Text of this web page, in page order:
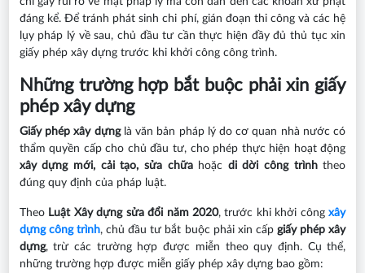
đáng kể. Để tránh phát sinh chi phí, gián đoạn thi công và các hệ
lụy pháp lý về sau, chủ đầu tư cần thực hiện đầy đủ thủ tục xin
giấy phép xây dựng trước khi khởi công công trình.
Những trường hợp bắt buộc phải xin giấy
phép xây dựng
Giấy phép xây dựng là văn bản pháp lý do cơ quan nhà nước có
thẩm quyền cấp cho chủ đầu tư, cho phép thực hiện hoạt động
xây dựng mới, cải tạo, sửa chữahoặc di dời công trìnhtheo
đúng quy định của pháp luật.
Theo Luật Xây dựng sửa đổi năm 2020, trước khi khởi côngxây
dựng công trình, chủ đầu tư bắt buộc phải xin cấp giấy phép xây
dựng, trừ các trường hợp được miễn theo quy định. Cụ thể,
những trường hợp được miễn giấy phép xây dựng bao gồm: